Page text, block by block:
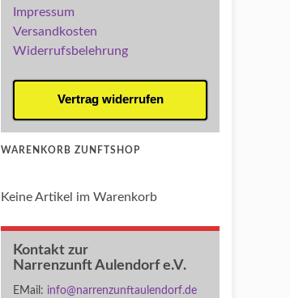
Impressum
Versandkosten
Widerrufsbelehrung
Vertrag widerrufen
WARENKORB ZUNFTSHOP
Keine Artikel im Warenkorb
Kontakt zur
Narrenzunft Aulendorf e.V.
EMail: info@narrenzunftaulendorf.de